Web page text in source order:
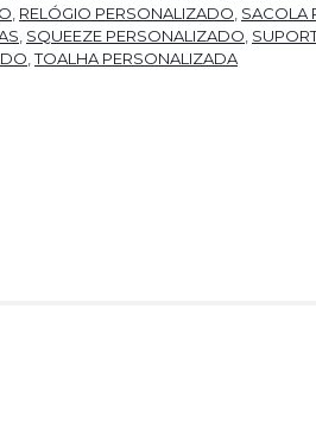
RELÓGIO PERSONALIZADO SACOLA
SQUEEZE PERSONALIZADO
,TOALHA PERSONALIZADA